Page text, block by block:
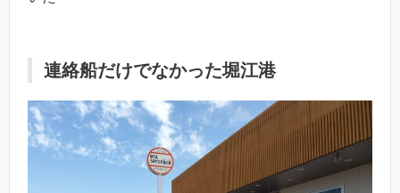
連絡船だけでなかった堀江港